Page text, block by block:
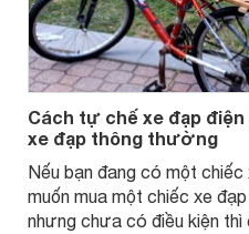
Cách tự chế xe đạp
xe đạp thông thường
Nếu bạn đang có một chiếc
muốn mua một chiếc xe
nhưng chưa có điều kiện thì